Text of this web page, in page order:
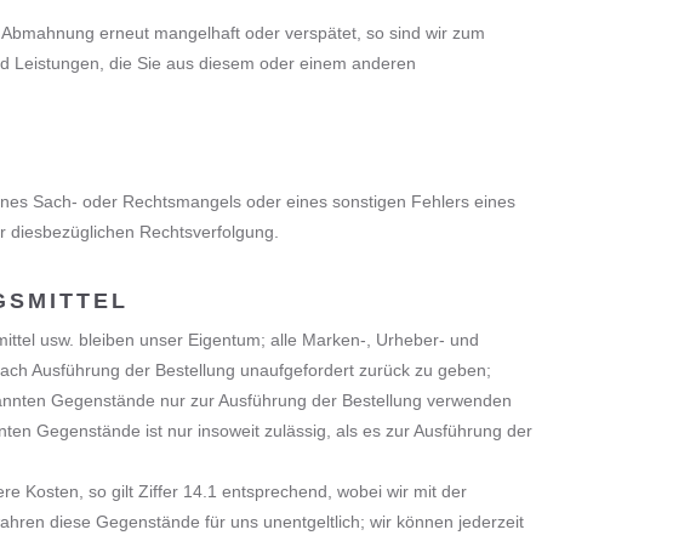
erneut mangelhaft oder verspätet, so sind wir zum
Leistungen, die Sie aus diesem oder einem anderen
Sach- oder Rechtsmangels oder eines sonstigen Fehlers eines
Rechtsverfolgung.
usw. bleiben unser Eigentum; alle Marken-, Urheber- und
Ausführung der Bestellung unaufgefordert zurück zu geben;
Gegenstände nur zur Ausführung der Bestellung verwenden
Gegenstände ist nur insoweit zulässig, als es zur Ausführung der
Kosten, so gilt Ziffer 14.1 entsprechend, wobei wir mit der
diese Gegenstände für uns unentgeltlich; wir können jederzeit